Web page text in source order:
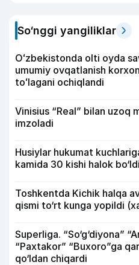
So‘nggi yangiliklar
Oʻzbekistonda olti oyda
umumiy ovqatlanish
toʻlagani ochiqlandi
Vinisius “Real” bilan uzoq
imzoladi
Husiylar hukumat
kamida 30 kishi halok bo‘ldi
Toshkentda Kichik halqa
qismi to‘rt kunga yopildi
Superliga. “So‘g‘diyona”
“Paxtakor” “Buxoro”ga
qo‘ldan chiqardi